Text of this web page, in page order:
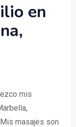
en
mis
masajes son